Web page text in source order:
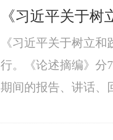
《习近平关于
《习近平关于树立
行。《论述摘编》分
期间的报告、讲话、